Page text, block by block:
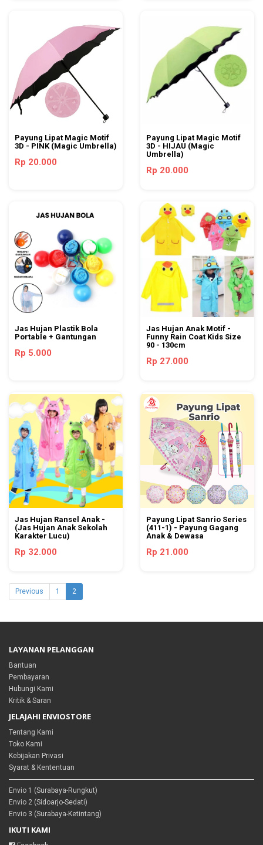
Payung Lipat Magic Motif
3D - PINK (Magic Umbrella)
Rp 20.000
Payung Lipat Magic Motif
3D - HIJAU (Magic
Umbrella)
Rp 20.000
Jas Hujan Plastik Bola
Portable + Gantungan
Rp 5.000
Jas Hujan Anak Motif -
Funny Rain Coat Kids Size
90 - 130cm
Rp 27.000
Jas Hujan Ransel Anak -
(Jas Hujan Anak Sekolah
Karakter Lucu)
Rp 32.000
Payung Lipat Sanrio Series
(411-1) - Payung Gagang
Anak & Dewasa
Rp 21.000
Previous 1 2
LAYANAN PELANGGAN
Bantuan
Pembayaran
Hubungi Kami
Kritik & Saran
JELAJAHI ENVIOSTORE
Tentang Kami
Toko Kami
Kebijakan Privasi
Syarat & Kententuan
Envio 1 (Surabaya-Rungkut)
Envio 2 (Sidoarjo-Sedati)
Envio 3 (Surabaya-Ketintang)
IKUTI KAMI